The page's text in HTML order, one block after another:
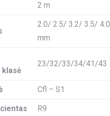
2 m
2.0/ 2.5/ 3.2/ 3.5/ 4.0
mm
klasė
23/32/33/34/41/43
Cfl – S1
R9